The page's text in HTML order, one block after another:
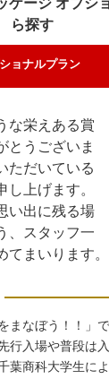
ら探す
ョナルプラン
な栄えある賞
とうございま
ただいている
し上げます。
い出に残る場
、スタッフ一
てまいります。
まなぼう！！」
行入場や普段は
葉商科大学生に